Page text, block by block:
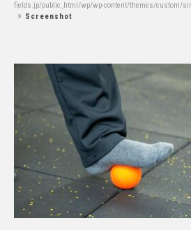
fields.jp/public_html/wp/wp-content/themes/custom/
Screenshot